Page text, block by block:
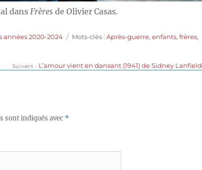
dans Frèresde Olivier Casas.
années 2020-2024 Étiquettes
Mots-clés :Après-guerre,enfants,frères,
Suivant
Publication
L’amour vient en dansant (1941) de Sidney Lanfield
sont indiqués avec *